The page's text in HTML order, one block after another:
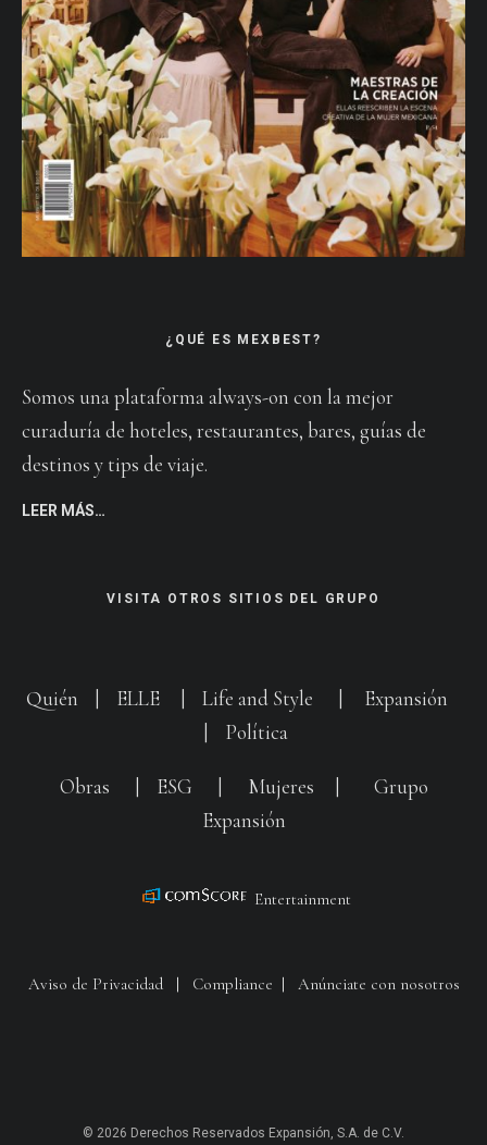
¿QUÉ ES MEXBEST?
Somos una plataforma always-on con la mejor
curaduría de hoteles, restaurantes, bares, guías de
destinos y tips de viaje.
LEER MÁS…
VISITA OTROS SITIOS DEL GRUPO
Quién ELLE Life and Style
Expansión
Política
Obras ESG Mujeres
Grupo
Expansión
Entertainment
Aviso de Privacidad| Compliance Anúnciate con nosotros
© 2026 Derechos Reservados Expansión, S.A. de C.V.